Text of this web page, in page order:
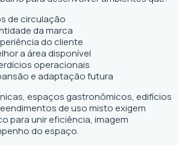
de circulação
da marca
do cliente
a área disponível
operacionais
e adaptação futura
espaços gastronômicos, edifícios
de uso misto exigem
para unir eficiência, imagem
do espaço.